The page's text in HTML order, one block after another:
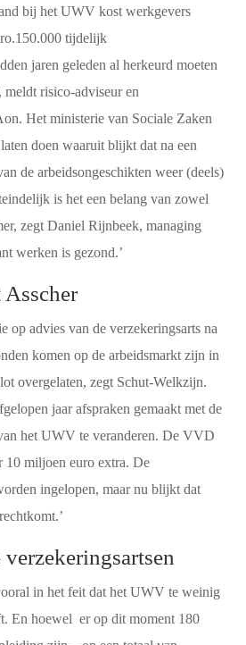
bij het UWV kost werkgevers
tijdelijk
jaren geleden al herkeurd moeten
risico-adviseur en
Het ministerie van Sociale Zaken
doen waaruit blijkt dat na een
de arbeidsongeschikten weer (deels)
is het een belang van zowel
zegt Daniel Rijnbeek, managing
werken is gezond.’
op advies van de verzekeringsarts na
komen op de arbeidsmarkt zijn in
overgelaten, zegt Schut-Welkzijn.
jaar afspraken gemaakt met de
het UWV te veranderen. De VVD
10 miljoen euro extra. De
ingelopen, maar nu blijkt dat
in het feit dat het UWV te weinig
En hoewel er op dit moment 180